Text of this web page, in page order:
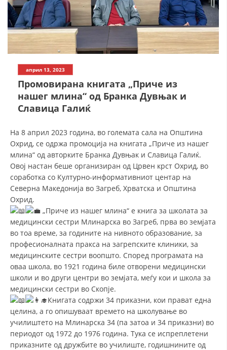
ИСТОРИЈАТ НА ЦКРМ
ИСТОРИЈАТ НА ДВИЖЕЊЕТО
СТРУКТУРА НА ОРГАНИЗАЦИЈАТА
КОНТАКТ ИНФОРМАЦИИ
ЧЛЕНСТВО ВО ПРОФЕСИОНАЛНИ ТЕЛА
ЗАКОН ЗА ЦКРМ
СТАТУТ НА ЦКРМ
ОРГАНИЗАЦИЈА И РАЗВОЈ
РАКОВОДЕН ОДБОР
СОБРАНИЕ
СТРУКТУРА И ОРГАНИЗАЦИОНА ПОСТАВЕНОСТ
ДИСЕМИНАЦИЈА
MЕЃУНАРОДНО ХУМАНИТАРНО ПРАВО
ПРОМОЦИЈА НА ХУМАНИ ВРЕДНОСТИ
април 13, 2023
Промовирана книгата „Приче из
нашег млина“ од Бранка Дувњак и
Славица Галиќ
На 8 април 2023 година, во големата сала на Општина
Охрид, се одржа промоција на книгата „Приче из нашег
млина“ од авторките Бранка Дувњак и Славица Галиќ.
Овој настан беше организиран од Црвен крст Охрид, во
соработка со Културно-информативниот центар на
Северна Македонија во Загреб, Хрватска и Oпштина
Охрид.
„Приче из нашег млина“ е книга за школата за
медицински сестри Млинарска во Загреб, прва во земјата
во тоа време, за годините на нивното образование, за
професионалната пракса на загрепските клиники, за
медицинските сестри воопшто. Според програмата на
оваа школа, во 1921 година биле отворени медицински
школи и во други центри во земјата, меѓу кои и школа за
медицински сестри во Скопје.
Книгата содржи 34 приказни, кои прават една
целина, а го опишуваат времето на школување во
училиштето на Млинарска 34 (па затоа и 34 приказни) во
периодот од 1972 до 1976 година. Тука се испреплетени
приказните од дружбите во училиште, годишнините од